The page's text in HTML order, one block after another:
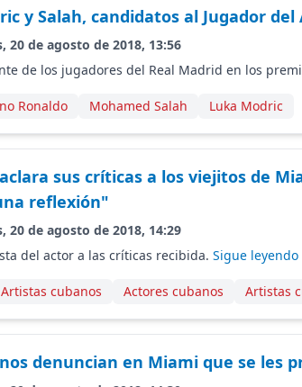
y Salah, candidatos al Jugador del
20 de agosto de 2018, 13:56
de los jugadores del Real Madrid en los
Ronaldo Mohamed Salah Luka Modric
sus críticas a los viejitos de
reflexión"
20 de agosto de 2018, 14:29
del actor a las críticas recibida. Sigue leyendo
Artistas cubanos Actores cubanos Artistas
denuncian en Miami que se les